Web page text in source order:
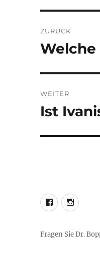
ZURÜCK
Vorheriger
Welche
WEITER
Nächster
Ist
Fragen Sie Dr.